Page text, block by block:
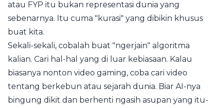
atau FYP itu bukan representasi dunia yang
sebenarnya. Itu cuma "kurasi" yang dibikin khusus
buat kita.
Sekali-sekali, cobalah buat "ngerjain" algoritma
kalian. Cari hal-hal yang di luar kebiasaan. Kalau
biasanya nonton video gaming, coba cari video
tentang berkebun atau sejarah dunia. Biar AI-nya
bingung dikit dan berhenti ngasih asupan yang itu-